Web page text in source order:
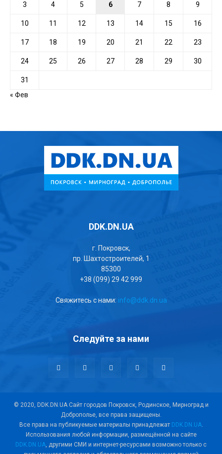
3 4 5 6 7 8 9
10 11 12 13 14 15 16
17 18 19 20 21 22 23
24 25 26 27 28 29 30
31
« Фев
DDK.DN.UA
г. Покровск,
пр. Шахтостроителей, 1
85300
+38 (099) 29 42 999
Свяжитесь с нами: info@ddk.dn.ua
Следуйте за нами
© 2020, DDK.DN.UA Сайт городов Покровск, Родинское, Мирноград и
Доброполье, все права защищены.
Все права на публикуемые материалы принадлежат DDK.DN.UA.
Использования любой информации, размещённой на сайте
DDK.DN.UA, другими СМИ и интернет-ресурсами возможно только с